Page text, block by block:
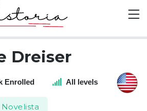
Dreiser
Enrolled All levels
Novelista